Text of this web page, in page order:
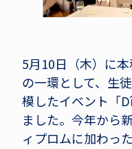
5月10日（木）に
の一環として、生
模したイベント「
ました。今年から
ィプロムに加わっ